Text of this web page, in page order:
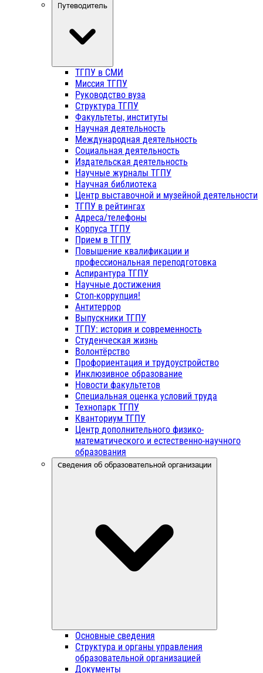
Путеводитель
ТГПУ в СМИ
Миссия ТГПУ
Руководство вуза
Структура ТГПУ
Факультеты, институты
Научная деятельность
Международная деятельность
Социальная деятельность
Издательская деятельность
Научные журналы ТГПУ
Научная библиотека
Центр выставочной и музейной деятельности
ТГПУ в рейтингах
Адреса/телефоны
Корпуса ТГПУ
Прием в ТГПУ
Повышение квалификации и
профессиональная переподготовка
Аспирантура ТГПУ
Научные достижения
Стоп-коррупция!
Антитеррор
Выпускники ТГПУ
ТГПУ: история и современность
Студенческая жизнь
Волонтёрство
Профориентация и трудоустройство
Инклюзивное образование
Новости факультетов
Специальная оценка условий труда
Технопарк ТГПУ
Кванториум ТГПУ
Центр дополнительного физико-
математического и естественно-научного
образования
Сведения об образовательной организации
Основные сведения
Структура и органы управления
образовательной организацией
Документы